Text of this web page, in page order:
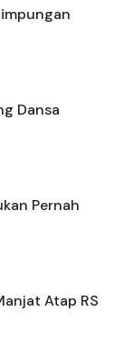
Dansa
Pernah
Atap RS